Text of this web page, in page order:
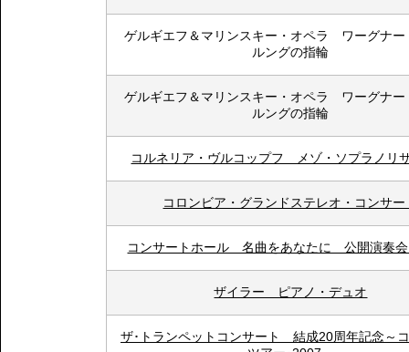
ゲルギエフ＆マリンスキー・オペラ ワーグナー
ルングの指輪
ゲルギエフ＆マリンスキー・オペラ ワーグナー
ルングの指輪
コルネリア・ヴルコップフ メゾ・ソプラノリ
コロンビア・グランドステレオ・コンサー
コンサートホール 名曲をあなたに 公開演奏
ザイラー ピアノ・デュオ
ザ･トランペットコンサート 結成20周年記念～